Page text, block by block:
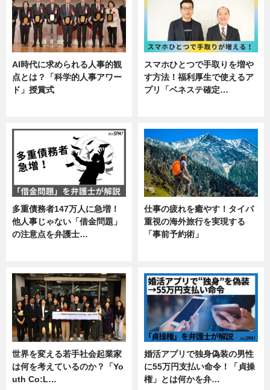
AI時代に求められる人事的観
点とは？「科学的人事アワー
ド」授賞式
スマホひとつで手取りを増や
す方法！福利厚生で使えるア
プリ「ベネステ確定…
多重債務者147万人に急増！
他人事じゃない「借金問題」
の注意点を弁護士…
仕事の疲れを癒やす！タイパ
重視の海外旅行を実現する
「事前予約術」
世界を変える若手社会起業家
は何を考えているのか？「Yo
uth Co:L…
婚活アプリで独身偽装の男性
に55万円支払い命令！「貞操
権」とは何かを弁…